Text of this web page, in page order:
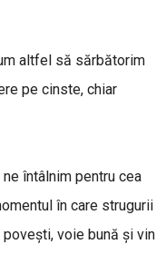
altfel să sărbătorim
pe cinste, chiar
ne întâlnim pentru cea
în care strugurii
povești, voie bună și vin